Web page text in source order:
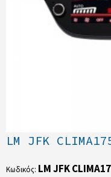
LM JFK
Κωδικός: LM JFK